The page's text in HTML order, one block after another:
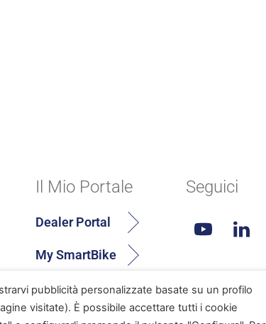
Il Mio Portale
Dealer Portal
My SmartBike
Seguici
pubblicità personalizzate basate su un profilo
visitate). È possibile accettare tutti i cookie